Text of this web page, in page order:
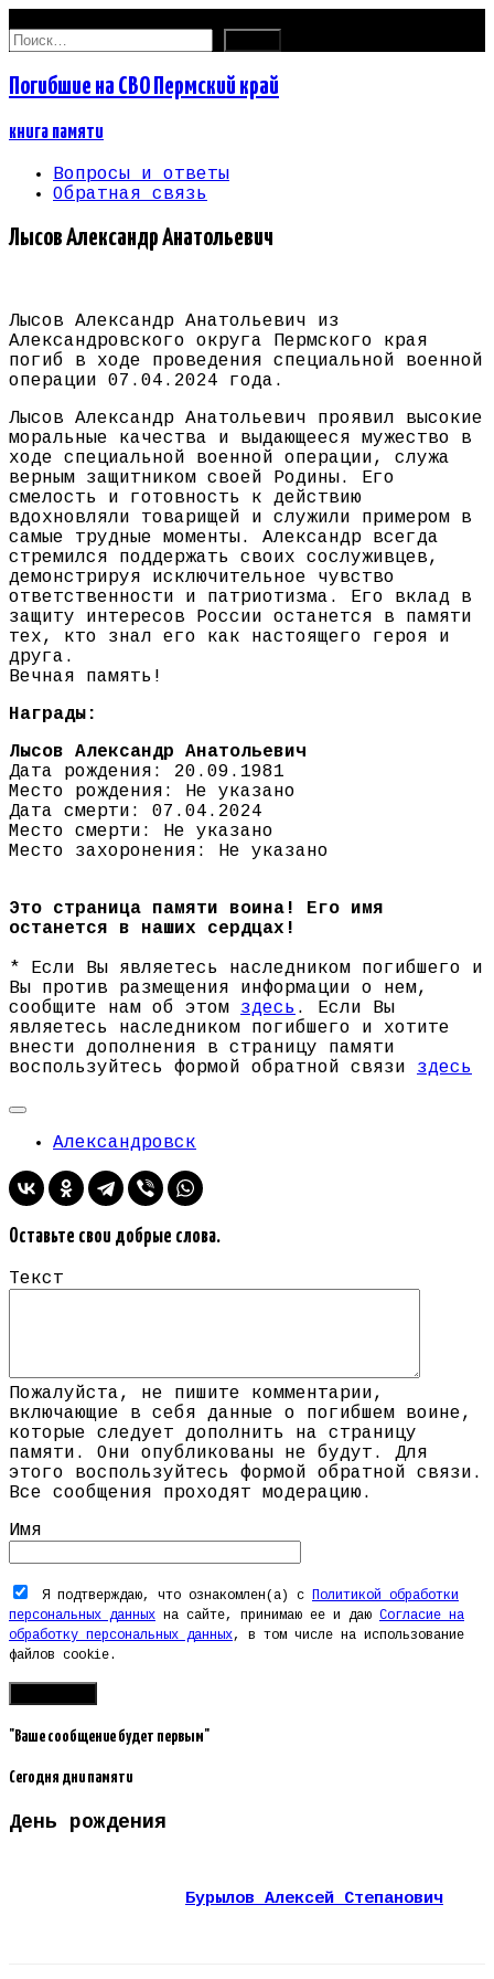
Найти:
Погибшие на СВО Пермский край
книга памяти
Вопросы и ответы
Обратная связь
Лысов Александр Анатольевич
Лысов Александр Анатольевич из
Александровского округа Пермского края
погиб в ходе проведения специальной военной
операции 07.04.2024 года.
Лысов Александр Анатольевич проявил высокие
моральные качества и выдающееся мужество в
ходе специальной военной операции, служа
верным защитником своей Родины. Его
смелость и готовность к действию
вдохновляли товарищей и служили примером в
самые трудные моменты. Александр всегда
стремился поддержать своих сослуживцев,
демонстрируя исключительное чувство
ответственности и патриотизма. Его вклад в
защиту интересов России останется в памяти
тех, кто знал его как настоящего героя и
друга.
Вечная память!
Награды:
Лысов Александр Анатольевич
Дата рождения: 20.09.1981
Место рождения: Не указано
Дата смерти: 07.04.2024
Место смерти: Не указано
Место захоронения: Не указано
Это страница памяти воина! Его имя
останется в наших сердцах!
* Если Вы являетесь наследником погибшего и
Вы против размещения информации о нем,
сообщите нам об этом здесь . Если Вы
являетесь наследником погибшего и хотите
внести дополнения в страницу памяти
воспользуйтесь формой обратной связи здесь
Александровск
Оставьте свои добрые слова.
Текст
Пожалуйста, не пишите комментарии,
включающие в себя данные о погибшем воине,
которые следует дополнить на страницу
памяти. Они опубликованы не будут. Для
этого воспользуйтесь формой обратной связи.
Все сообщения проходят модерацию.
Имя
Я подтверждаю, что ознакомлен(а) с
Политикой обработки
персональных данных на сайте, принимаю ее и даю Согласие на
обработку персональных данных, в том числе на использование
файлов cookie.
"Ваше сообщение будет первым"
Сегодня дни памяти
День рождения
Бурылов Алексей Степанович